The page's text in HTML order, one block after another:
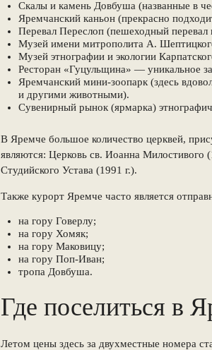
Скалы и камень Довбуша (названные в
Яремчанский каньон (прекрасно
Перевал Переслоп (пешеходный
Музей имени митрополита А.
Музей этнографии и экологии
Ресторан «Гуцульщина» — уникальное
Яремчанский мини-зоопарк (здесь
и другими животными).
Сувенирный рынок (ярмарка)
В Яремче большое количество церквей,
являются: Церковь св. Иоанна Милостивого
Студийского Устава (1991 г.).
Также курорт Яремче часто является
на гору Говерлу;
на гору Хомяк;
на гору Маковицу;
на гору Поп-Иван;
тропа Довбуша.
Где поселиться в
Летом цены здесь за двухместные номера